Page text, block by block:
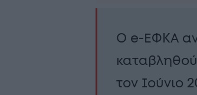
Ο e-ΕΦΚΑ
τον Ιούνιο